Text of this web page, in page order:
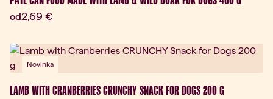
odAktuálna cena:
2,69 €
Novinka
LAMB WITH CRANBERRIES CRUNCHY SNACK FOR DOGS 200 G